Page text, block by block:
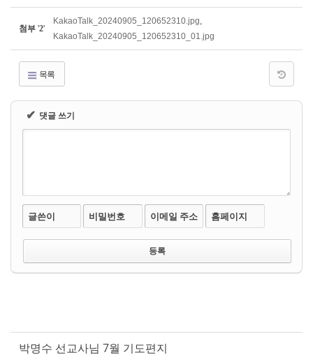
첨부 '2'
KakaoTalk_20240905_120652310.jpg,
KakaoTalk_20240905_120652310_01.jpg
목록
✔ 댓글 쓰기
글쓴이 비밀번호 이메일 주소 홈페이지
박명수 선교사님 7월 기도편지